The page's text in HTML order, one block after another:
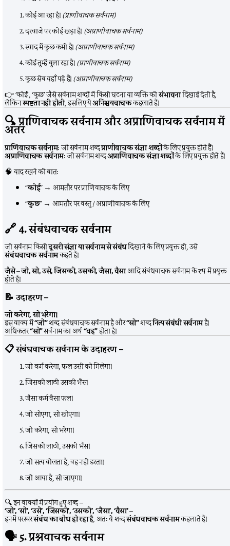
कोई आ रहा है।(प्राणीवाचक सर्वनाम)
दरवाजे पर कोई खड़ा है। (अप्राणीवाचक सर्वनाम)
स्वाद में कुछ कमी है।(अप्राणीवाचक सर्वनाम)
कोई तुम्हें बुला रहा है।(प्राणीवाचक सर्वनाम)
कुछ सेब यहाँ पड़े हैं।(अप्राणीवाचक सर्वनाम)
👉 ‘कोई’, ‘कुछ’ जैसे सर्वनाम शब्दों में किसी घटना या व्यक्ति कीसंभावनादिखाई देती है,
लेकिनस्पष्टता नहीं होती, इसलिए येअनिश्चयवाचककहलाते हैं।
🔍प्राणिवाचक सर्वनाम और अप्राणिवाचक सर्वनाम में
अंतर
प्राणिवाचक सर्वनाम: जो सर्वनाम शब्दप्राणीवाचक संज्ञा शब्दोंके लिए प्रयुक्त होते हैं।
अप्राणिवाचक सर्वनाम: जो सर्वनाम शब्दअप्राणिवाचक संज्ञा शब्दोंके लिए प्रयुक्त होते हैं।
🧠 याद रखने की बात:
“कोई” → आमतौर पर प्राणिवाचक के लिए
“कुछ” → आमतौर पर वस्तु / अप्राणीवाचक के लिए
🔗4. संबंधवाचक सर्वनाम
जो सर्वनाम किसीदूसरी संज्ञा या सर्वनाम से संबंधदिखाने के लिए प्रयुक्त हो, उसे
संबंधवाचक सर्वनामकहते हैं।
जैसे–जो, सो, उसे, जिसकी, उसकी, जैसा, वैसाआदि संबंधवाचक सर्वनाम के रूप में प्रयुक्त
होते हैं।
📝उदाहरण –
जो करेगा, सो भरेगा।
इस वाक्य में“जो”शब्द संबंधवाचक सर्वनाम है और“सो”शब्दनित्य संबंधी सर्वनामहै।
अधिकतर“सो”सर्वनाम का अर्थ“वह”होता है।
📋संबंधवाचक सर्वनाम के उदाहरण –
जो कर्म करेगा, फल उसी को मिलेगा।
जिसकी लाठी उसकी भैंस।
जैसा कर्म वैसा फल।
जो सोएगा, सो खोएगा।
जो करेगा, सो भरेगा।
जिसकी लाठी, उसकी भैंस।
जो सत्य बोलता है, वह नहीं डरता।
जो आया है, सो जाएगा।
🔍 इन वाक्यों में प्रयोग हुए शब्द –
‘जो’, ‘सो’, ‘उसे’, ‘जिसकी’, ‘उसकी’, ‘जैसा’, ‘वैसा’–
इनमें परस्परसंबंध का बोध हो रहा है, अतः ये शब्दसंबंधवाचक सर्वनामकहलाते हैं।
🗣️5. प्रश्नवाचक सर्वनाम